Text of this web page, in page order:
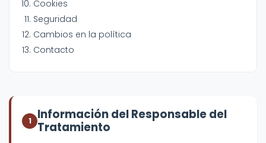
Cookies
Seguridad
Cambios en la política
Contacto
1
Información del Responsable del
Tratamiento